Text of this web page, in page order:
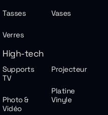
Tasses Vases
Verres
High-tech
Supports
TV
Projecteur
Platine
Vinyle
Photo &
Vidéo